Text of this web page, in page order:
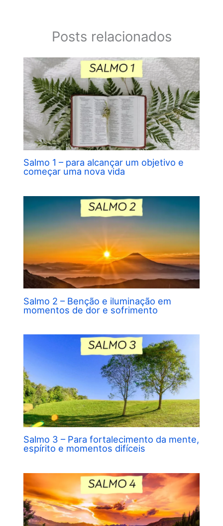
Posts relacionados
Salmo 1 – para alcançar um objetivo e
começar uma nova vida
Salmo 2 – Benção e iluminação em
momentos de dor e sofrimento
Salmo 3 – Para fortalecimento da mente,
espírito e momentos difíceis